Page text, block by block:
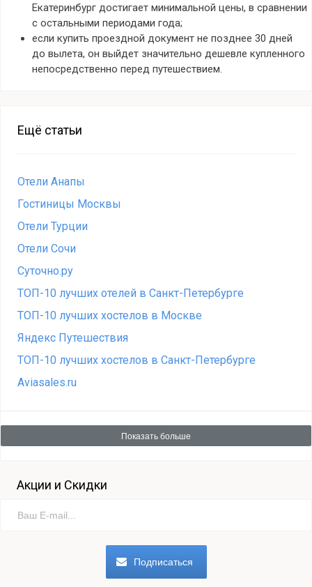
Екатеринбург достигает минимальной цены, в сравнении
с остальными периодами года;
если купить проездной документ не позднее 30 дней
до вылета, он выйдет значительно дешевле купленного
непосредственно перед путешествием.
Ещё статьи
Отели Анапы
Гостиницы Москвы
Отели Турции
Отели Сочи
Суточно.ру
ТОП-10 лучших отелей в Санкт-Петербурге
ТОП-10 лучших хостелов в Москве
Яндекс Путешествия
ТОП-10 лучших хостелов в Санкт-Петербурге
Aviasales.ru
Показать больше
Акции и Скидки